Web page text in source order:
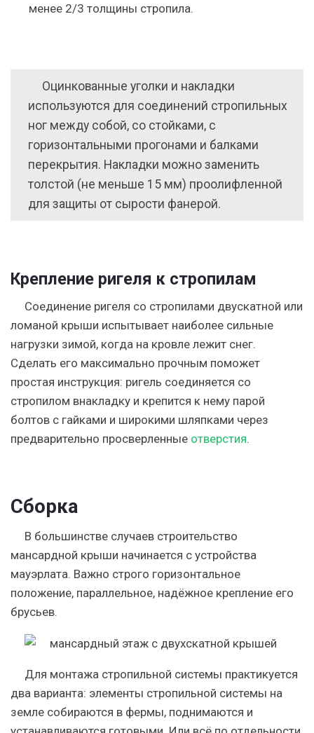
менее 2/3 толщины стропила.
Оцинкованные уголки и накладки
используются для соединений стропильных
ног между собой, со стойками, с
горизонтальными прогонами и балками
перекрытия. Накладки можно заменить
толстой (не меньше 15 мм) проолифленной
для защиты от сырости фанерой.
Крепление ригеля к стропилам
Соединение ригеля со стропилами двускатной или
ломаной крыши испытывает наиболее сильные
нагрузки зимой, когда на кровле лежит снег.
Сделать его максимально прочным поможет
простая инструкция: ригель соединяется со
стропилом внакладку и крепится к нему парой
болтов с гайками и широкими шляпками через
предварительно просверленные отверстия.
Сборка
В большинстве случаев строительство
мансардной крыши начинается с устройства
мауэрлата. Важно строго горизонтальное
положение, параллельное, надёжное крепление его
брусьев.
Для монтажа стропильной системы практикуется
два варианта: элементы стропильной системы на
земле собираются в фермы, поднимаются и